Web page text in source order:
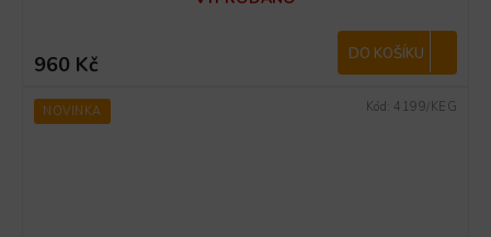
960 Kč DO KOŠÍKU
NOVINKA Kód: 4199/KEG